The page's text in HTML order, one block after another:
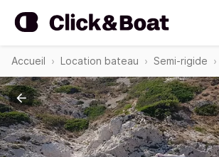
Accueil Location bateau Semi-rigide